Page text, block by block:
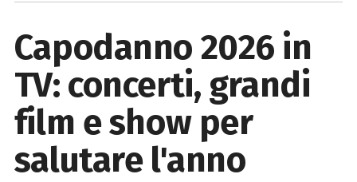
Capodanno 2026 in
TV: concerti, grandi
film e show per
salutare l'anno